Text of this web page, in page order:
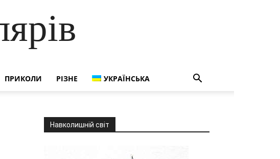
ПРИКОЛИ РІЗНЕ УКРАЇНСЬКА
Навколишній світ